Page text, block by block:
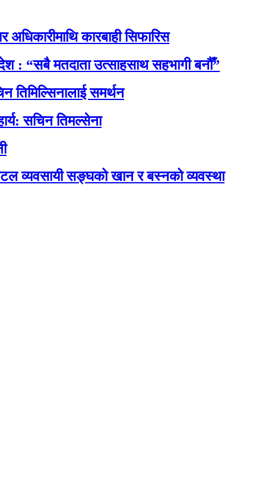
कारबाही सिफारिस
: “सबै मतदाता उत्साहसाथ सहभागी बनौँ”
तिमिल्सिनालाई समर्थन
सचिन तिमल्सेना
व्यवसायी सङ्घको खान र बस्नको व्यवस्था